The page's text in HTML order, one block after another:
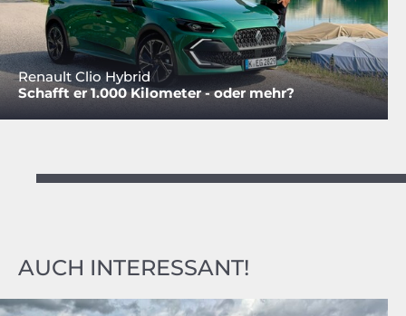
Renault Clio Hybrid
Schafft er 1.000 Kilometer - oder mehr?
AUCH INTERESSANT!